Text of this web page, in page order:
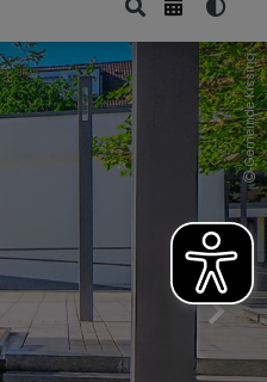
Gemeinde Kissing